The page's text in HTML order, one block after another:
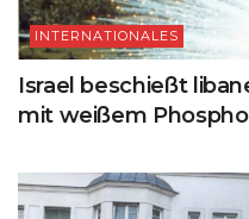
INTERNATIONALES
Israel beschießt
mit weißem